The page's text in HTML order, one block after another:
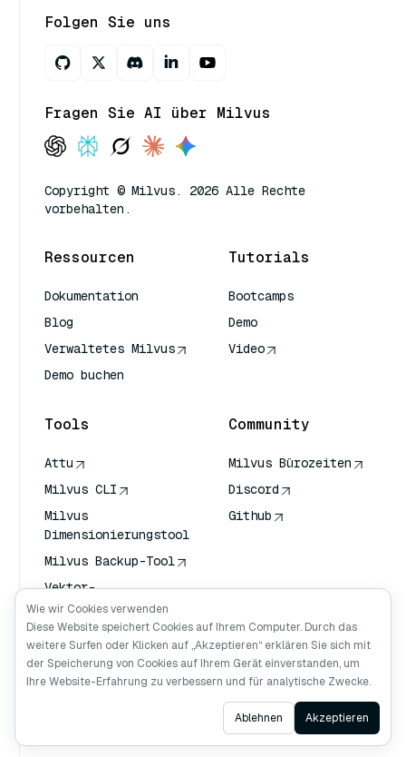
Folgen Sie uns
Fragen Sie AI über Milvus
Copyright © Milvus. 2026 Alle Rechte
vorbehalten.
Ressourcen
Dokumentation
Blog
Verwaltetes Milvus
Demo buchen
Tutorials
Bootcamps
Demo
Video
Tools
Attu
Milvus CLI
Milvus
Dimensionierungstool
Milvus Backup-Tool
Vektor-
Transportdienst
(VTS)
Deep Searcher
Claude Kontext
Community
Milvus Bürozeiten
Discord
Github
Ask AI
Wie wir Cookies verwenden
Diese Website speichert Cookies auf Ihrem Computer. Durch das
weitere Surfen oder Klicken auf „Akzeptieren“ erklären Sie sich mit
der Speicherung von Cookies auf Ihrem Gerät einverstanden, um
Ihre Website-Erfahrung zu verbessern und für analytische Zwecke.
Ablehnen Akzeptieren